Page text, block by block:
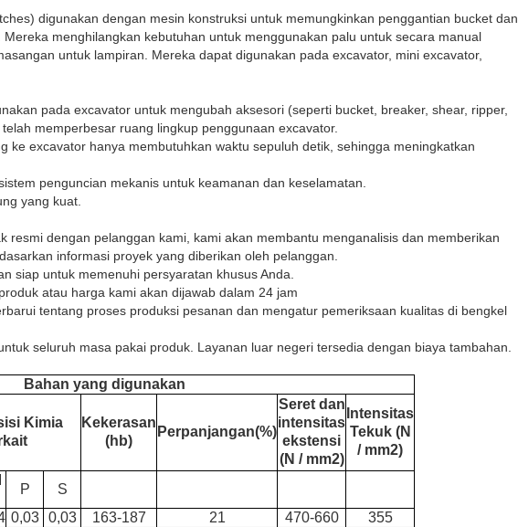
digunakan dengan mesin konstruksi untuk memungkinkan penggantian bucket dan
menghilangkan kebutuhan untuk menggunakan palu untuk secara manual
untuk lampiran. Mereka dapat digunakan pada excavator, mini excavator,
pada excavator untuk mengubah aksesori (seperti bucket, breaker, shear, ripper,
memperbesar ruang lingkup penggunaan excavator.
ke excavator hanya membutuhkan waktu sepuluh detik, sehingga meningkatkan
penguncian mekanis untuk keamanan dan keselamatan.
yang kuat.
resmi dengan pelanggan kami, kami akan membantu menganalisis dan memberikan
informasi proyek yang diberikan oleh pelanggan.
siap untuk memenuhi persyaratan khusus Anda.
atau harga kami akan dijawab dalam 24 jam
tentang proses produksi pesanan dan mengatur pemeriksaan kualitas di bengkel
seluruh masa pakai produk. Layanan luar negeri tersedia dengan biaya tambahan.
Bahan yang digunakan
Kimia
Kekerasan
(hb)
Perpanjangan(%)
Seret dan
intensitas
ekstensi
(N / mm2)
Intensitas
Tekuk (N
/ mm2)
P
S
0,03 0,03 163-187 21 470-660
355